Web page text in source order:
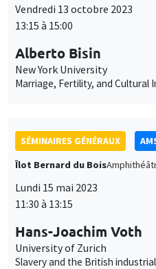
Vendredi 13 octobre 2023
13:15 à 15:00
Alberto Bisin
New York University
Marriage, Fertility, and Cultural
SÉMINAIRES GÉNÉRAUX
Îlot Bernard du Bois
Lundi 15 mai 2023
11:30 à 13:15
Hans-Joachim Voth
University of Zurich
Slavery and the British